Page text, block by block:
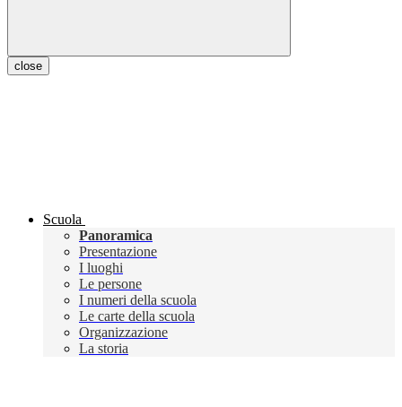
close
Scuola
Panoramica
Presentazione
I luoghi
Le persone
I numeri della scuola
Le carte della scuola
Organizzazione
La storia